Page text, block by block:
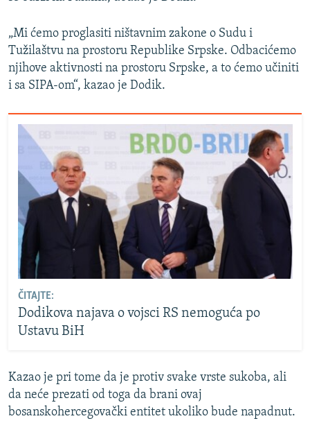
„Mi ćemo proglasiti ništavnim zakone o Sudu i
Tužilaštvu na prostoru Republike Srpske. Odbacićemo
njihove aktivnosti na prostoru Srpske, a to ćemo učiniti
i sa SIPA-om“, kazao je Dodik.
ČITAJTE:
Dodikova najava o vojsci RS nemoguća po
Ustavu BiH
Kazao je pri tome da je protiv svake vrste sukoba, ali
da neće prezati od toga da brani ovaj
bosanskohercegovački entitet ukoliko bude napadnut.